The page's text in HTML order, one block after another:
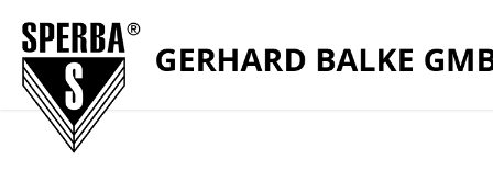
Zum Menü springen
Zur Funktionsleiste springen
Zum Inhalt springen